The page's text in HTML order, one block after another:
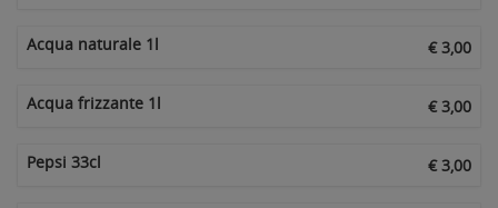
Acqua naturale 1l € 3,00
Acqua frizzante 1l € 3,00
Pepsi 33cl € 3,00